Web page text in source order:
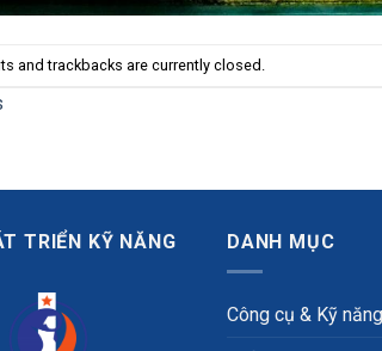
and trackbacks are currently closed.
TRIỂN KỸ NĂNG DANH MỤC
Công cụ & Kỹ năng